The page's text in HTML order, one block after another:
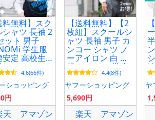
料無料】スク
シャツ 長袖 2
ット 男子
学生服
安定 高校生
ワイシャツ
ターシャツ
生 大きめ メ
ホワイト 白
学生服 ビジ
4.6(66件)
ショッピング
円
天 アマゾン
【送料無料】【2
枚組】スクールシ
ャツ 長袖 男子 カ
ンコー シャツ ノ
ーアイロン 白 制
服 スクール 学生
服 カッター ワイ
シャツ 形態安定
KHS302M
4.4(8件)
ヤフーショッピング
5,690円
楽天 アマゾン
ヤ